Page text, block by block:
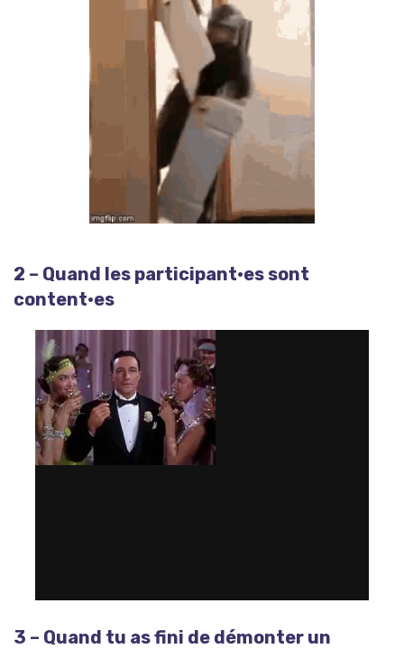
2 – Quand les participant·es sont
content·es
3 – Quand tu as fini de démonter un